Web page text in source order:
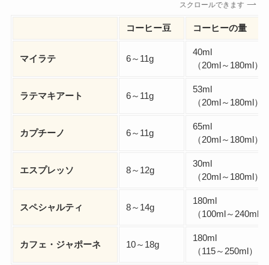
スクロールできます
コーヒー豆 コーヒーの量
マイラテ 6～11g
40ml
（20ml～180ml）
ラテマキアート 6～11g
53ml
（20ml～180ml）
カプチーノ 6～11g
65ml
（20ml～180ml）
エスプレッソ 8～12g
30ml
（20ml～180ml）
スペシャルティ 8～14g
180ml
（100ml～240ml）
カフェ・ジャポーネ 10～18g
180ml
（115～250ml）